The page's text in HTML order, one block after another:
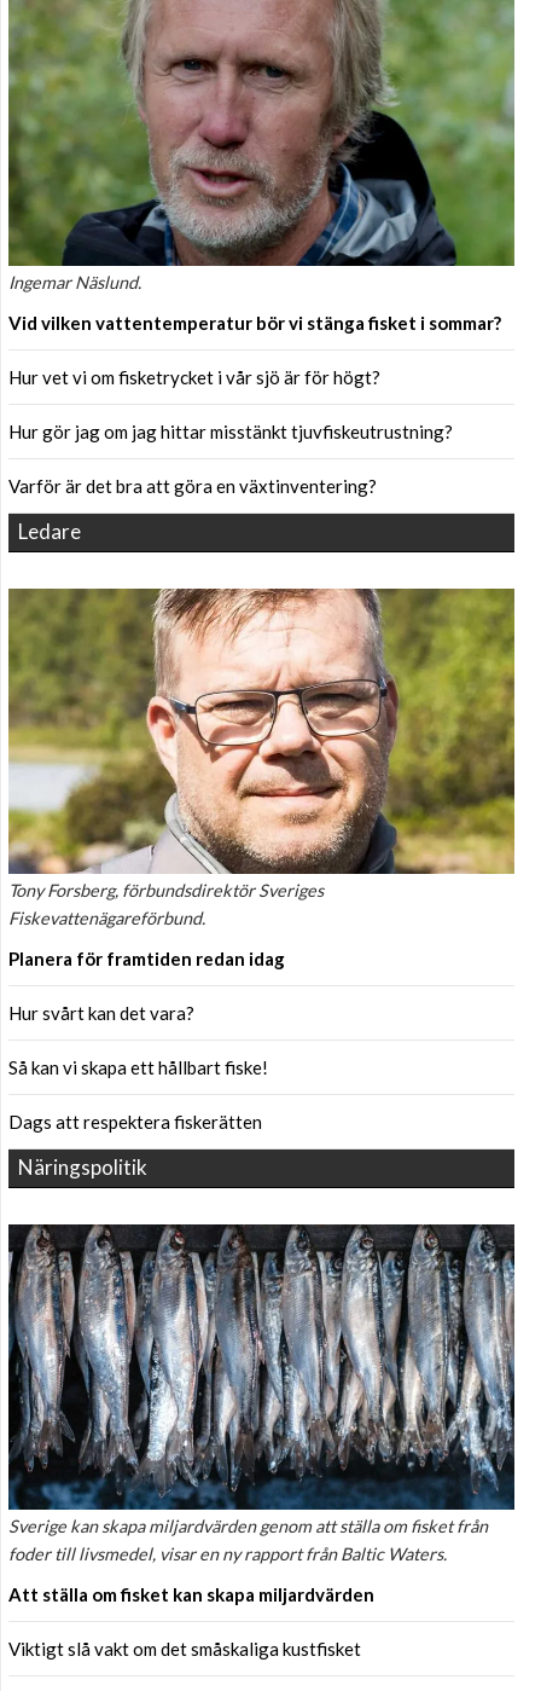
Ingemar Näslund.
Vid vilken vattentemperatur bör vi stänga fisket i sommar?
Hur vet vi om fisketrycket i vår sjö är för högt?
Hur gör jag om jag hittar misstänkt tjuvfiskeutrustning?
Varför är det bra att göra en växtinventering?
Ledare
Tony Forsberg, förbundsdirektör Sveriges
Fiskevattenägareförbund.
Planera för framtiden redan idag
Hur svårt kan det vara?
Så kan vi skapa ett hållbart fiske!
Dags att respektera fiskerätten
Näringspolitik
Sverige kan skapa miljardvärden genom att ställa om fisket från
foder till livsmedel, visar en ny rapport från Baltic Waters.
Att ställa om fisket kan skapa miljardvärden
Viktigt slå vakt om det småskaliga kustfisket